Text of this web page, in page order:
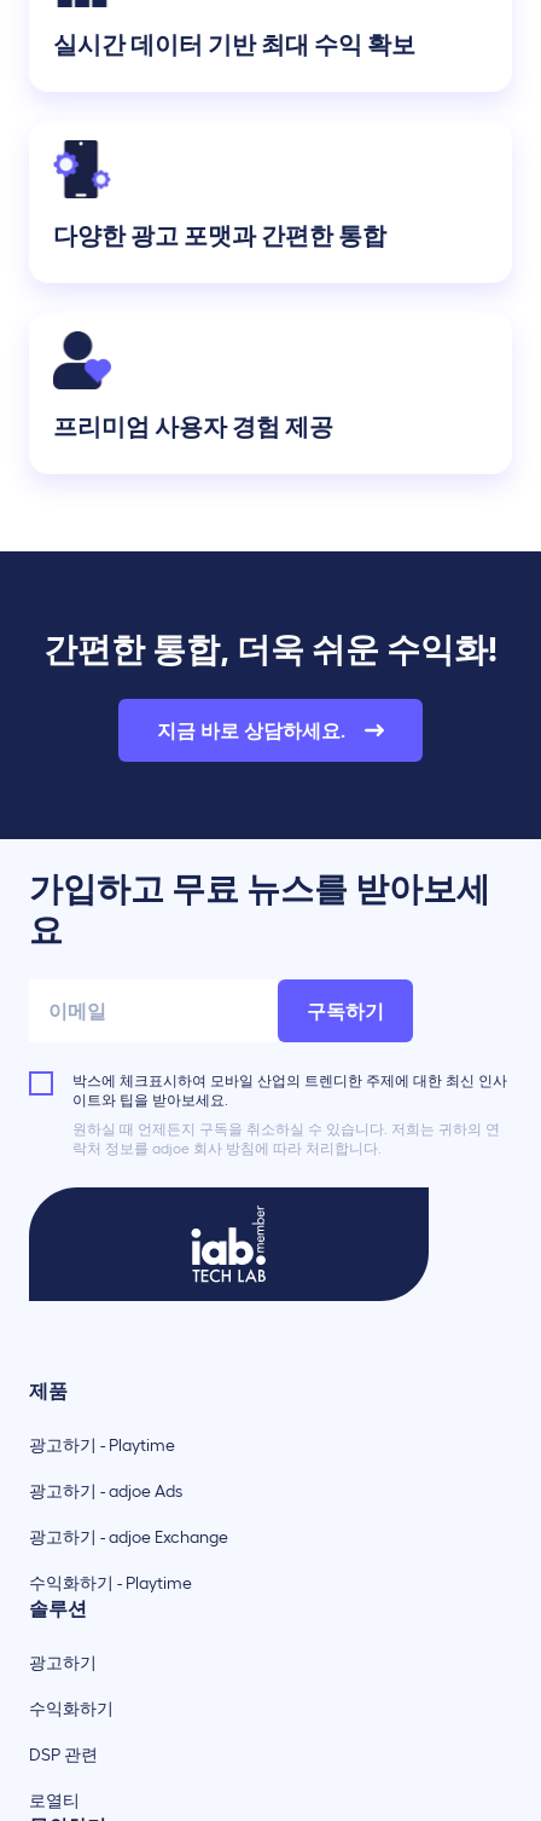
실시간 데이터 기반 최대 수익 확보
다양한 광고 포맷과 간편한 통합
프리미엄 사용자 경험 제공
간편한 통합, 더욱 쉬운 수익화!
지금 바로 상담하세요.
가입하고 무료 뉴스를 받아보세
요
구독하기
박스에 체크표시하여 모바일 산업의 트렌디한 주제에 대한 최신 인사
이트와 팁을 받아보세요.
원하실 때 언제든지 구독을 취소하실 수 있습니다. 저희는 귀하의 연
락처 정보를 adjoe 회사 방침에 따라 처리합니다.
솔루션
광고하기
수익화하기
DSP 관련
로열티
제품
광고하기 - Playtime
광고하기 - adjoe Ads
광고하기 - adjoe Exchange
수익화하기 - Playtime